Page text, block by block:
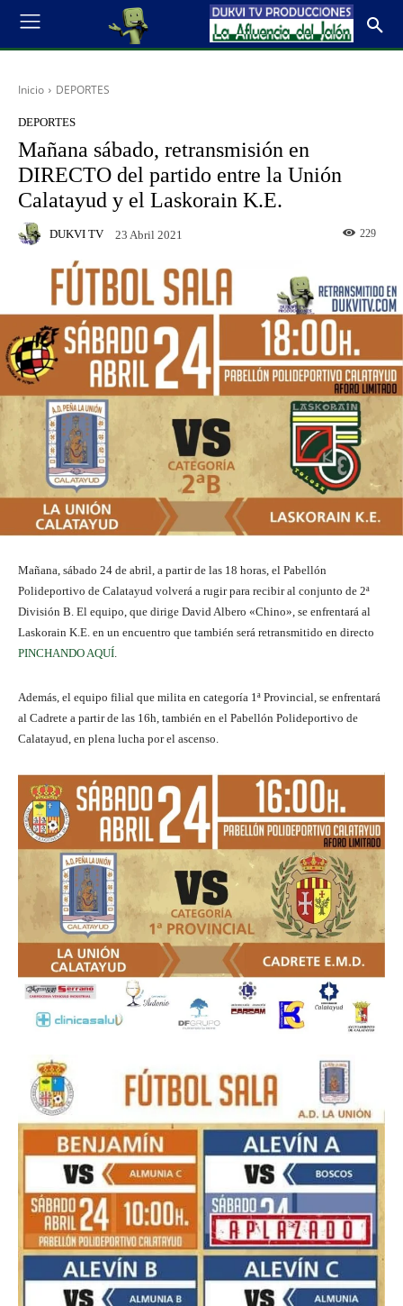
Inicio DEPORTES
DEPORTES
Mañana sábado, retransmisión en
DIRECTO del partido entre la Unión
Calatayud y el Laskorain K.E.
DUKVI TV 23 Abril 2021 229
Mañana, sábado 24 de abril, a partir de las 18 horas, el Pabellón
Polideportivo de Calatayud volverá a rugir para recibir al conjunto de 2ª
División B. El equipo, que dirige David Albero «Chino», se enfrentará al
Laskorain K.E. en un encuentro que también será retransmitido en directo
PINCHANDO AQUÍ.
Además, el equipo filial que milita en categoría 1ª Provincial, se enfrentará
al Cadrete a partir de las 16h, también en el Pabellón Polideportivo de
Calatayud, en plena lucha por el ascenso.